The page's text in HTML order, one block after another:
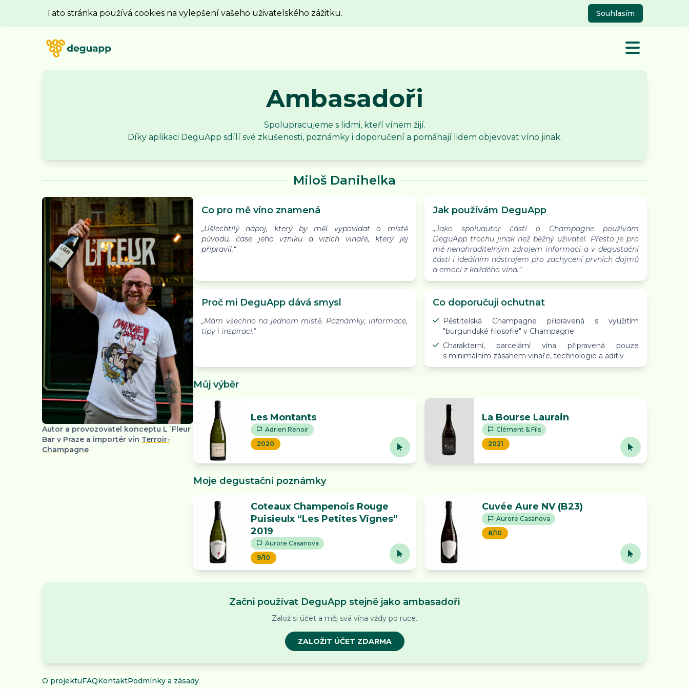
Tato stránka používá cookies na vylepšení vašeho uživatelského zážitku. Souhlasím
Ambasadoři
Spolupracujeme s lidmi, kteří vínem žijí.
Díky aplikaci DeguApp sdílí své zkušenosti, poznámky i doporučení a pomáhají lidem objevovat víno jinak.
Miloš Danihelka
Autor a provozovatel konceptu L´Fleur
Bar v Praze a importér vín Terroir-
Champagne
Co pro mě víno znamená
„Ušlechtilý nápoj, který by měl vypovídat o místě
původu, čase jeho vzniku a vizích vinaře, který jej
připravil.“
Jak používám DeguApp
„Jako spoluautor částí o Champagne používám
DeguApp trochu jinak než běžný uživatel. Přesto je pro
mě nenahraditelným zdrojem informací a v degustační
části i ideálním nástrojem pro zachycení prvních dojmů
a emocí z každého vína.“
Proč mi DeguApp dává smysl
„Mám všechno na jednom místě. Poznámky, informace,
tipy i inspiraci."
Co doporučuji ochutnat
Pěstitelská Champagne připravená s využitím
"burgundské filosofie" v Champagne
Charakterní, parcelární vína připravená pouze
s minimálním zásahem vinaře, technologie a aditiv
Můj výběr
Les Montants
Adrien Renoir
2020
La Bourse Laurain
Clément & Fils
2021
Moje degustační poznámky
Coteaux Champenois Rouge
Puisieulx “Les Petites Vignes”
2019
Aurore Casanova
9/10
Cuvée Aure NV (B23)
Aurore Casanova
8/10
Začni používat DeguApp stejně jako ambasadoři
Založ si účet a měj svá vína vždy po ruce.
ZALOŽIT ÚČET ZDARMA
O projektuFAQKontaktPodmínky a zásady